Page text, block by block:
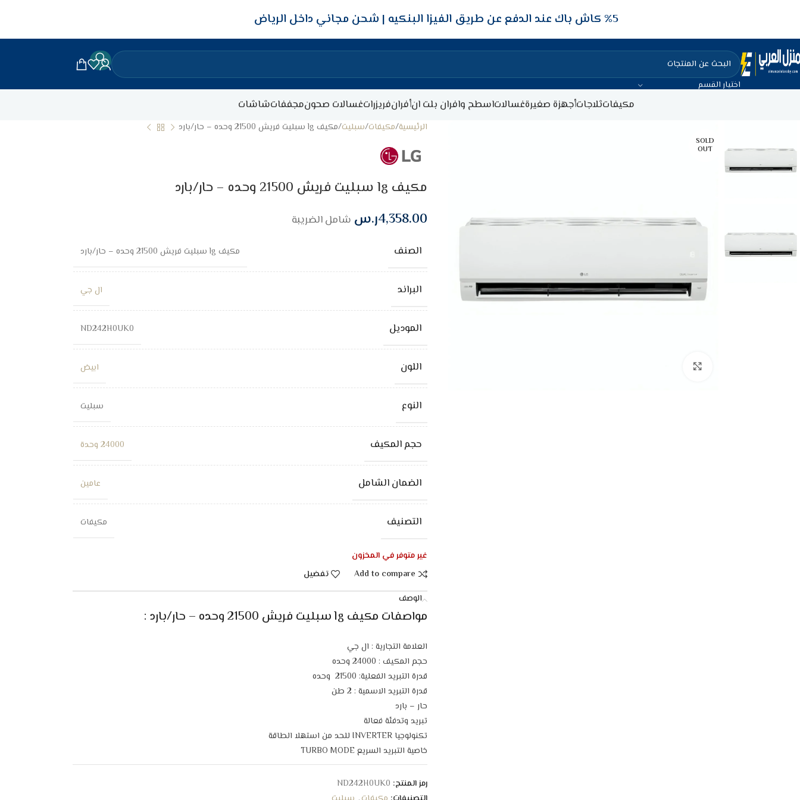
5‎% كاش باك عند الدفع عن طريق الفيزا البنكيه شحن مجاني داخل الرياض
اختيار القسم
مكيفاتثلاجاتأجهزة صغيرةغسالاتاسطح وافران بلت انأفرانفريزراتغسالات صحونمجففاتشاشات
SOLD
OUT
الرئيسية مكيفات سبليت مكيف lg سبليت فريش 21500 وحده – حار/بارد
مكيف lg سبليت فريش 21500 وحده – حار/بارد
4,358.00ر.س شامل الضريبة
الصنف مكيف lg سبليت فريش 21500 وحده – حار/بارد
البراند ال جي
الموديل ND242H0UK0
اللون ابيض
النوع سبليت
حجم المكيف 24000 وحدة
الضمان الشامل عامين
التصنيف مكيفات
غير متوفر في المخزون
Add to compare
تفضيل
الوصف
مواصفات مكيف lg سبليت فريش 21500 وحده – حار/بارد :
العلامة التجارية : ال جي
حجم المكيف : 24000 وحده
قدرة التبريد الفعلية: 21500 وحده
قدرة التبريد الاسمية : 2 طن
حار – بارد
تبريد وتدفئة فعالة
تكنولوجيا INVERTER للحد من استهلا الطاقة
خاصية التبريد السريع TURBO MODE
خاصية التشغيل اثناء النوم SLEEP MODE
مزود بـ TIMER للتحكم بالتشغيل والايقاف
مزود بـ شاشة عرض الكترونية LED لعرض درجات الحرارة
رمز المنتج: ND242H0UK0